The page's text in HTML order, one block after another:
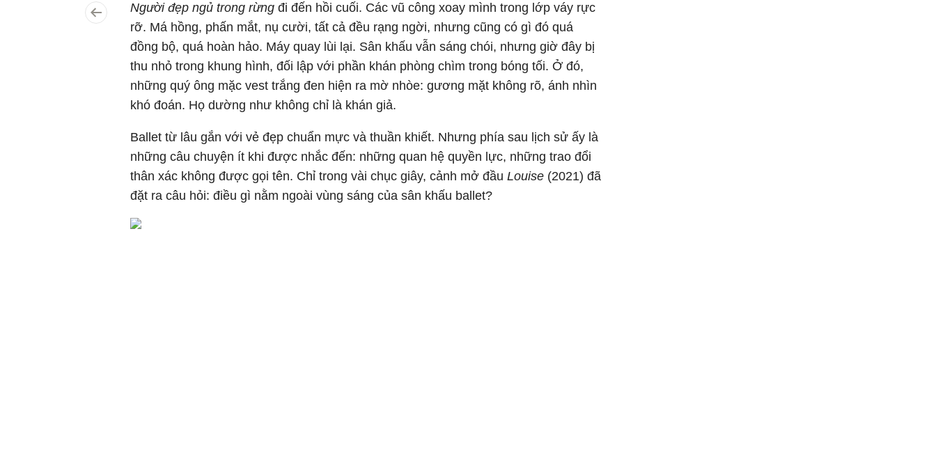
Người đẹp ngủ trong rừng đi đến hồi cuối. Các vũ công xoay mình trong lớp váy rực
rỡ. Má hồng, phấn mắt, nụ cười, tất cả đều rạng ngời, nhưng cũng có gì đó quá
đồng bộ, quá hoàn hảo. Máy quay lùi lại. Sân khấu vẫn sáng chói, nhưng giờ đây bị
thu nhỏ trong khung hình, đối lập với phần khán phòng chìm trong bóng tối. Ở đó,
những quý ông mặc vest trắng đen hiện ra mờ nhòe: gương mặt không rõ, ánh nhìn
khó đoán. Họ dường như không chỉ là khán giả.
Ballet từ lâu gắn với vẻ đẹp chuẩn mực và thuần khiết. Nhưng phía sau lịch sử ấy là
những câu chuyện ít khi được nhắc đến: những quan hệ quyền lực, những trao đổi
thân xác không được gọi tên. Chỉ trong vài chục giây, cảnh mở đầu Louise (2021) đã
đặt ra câu hỏi: điều gì nằm ngoài vùng sáng của sân khấu ballet?